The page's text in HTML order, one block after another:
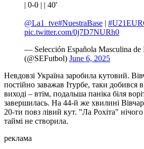
| 0-0 | | 40'
@La1_tve#NuestraBase |
pic.twitter.com/0j7D7NURh0
— Selección Española Masculina de
(@SEFutbol) June 6, 2025
Невдовзі Україна заробила кутовий.
постійно заважав Ітурбе, таки добився
виході – втім, подальша паніка біля
завершилась. На 44-й же хвилині
20-ти повз лівий кут. "Ла Рохіта"
таймі не створила.
реклама